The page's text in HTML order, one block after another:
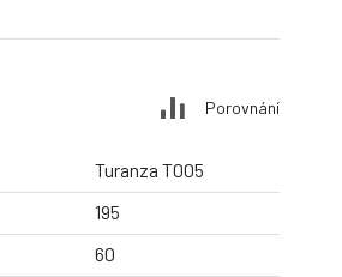
Porovnání
Turanza T005
195
60